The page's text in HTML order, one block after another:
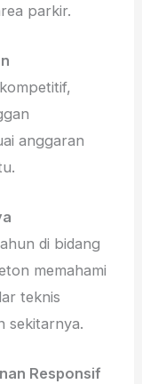
parkir.
anggaran
di bidang
memahami
teknis
sekitarnya.
Responsif